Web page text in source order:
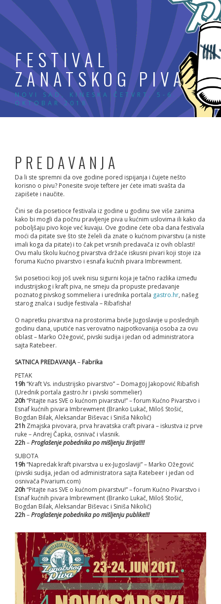
Skip
to
content
FESTIVAL
ZANATSKOG PIVA
NOVI SAD, KINESKA ČETVRT, 5-6.
OKTOBAR 2018
PREDAVANJA
Da li ste spremni da ove godine pored ispijanja i čujete nešto
korisno o pivu? Ponesite svoje teftere jer ćete imati svašta da
zapišete i naučite.
Čini se da posetioce festivala iz godine u godinu sve više zanima
kako bi mogli da počnu pravljenje piva u kućnim uslovima ili kako da
poboljšaju pivo koje već kuvaju. Ove godine ćete oba dana festivala
moći da pitate sve što ste želeli da znate o kućnom pivarstvu (a niste
imali koga da pitate) i to čak pet vrsnih predavača iz ovih oblasti!
Ovu malu školu kućnog pivarstva držaće iskusni pivari koji stoje iza
foruma Kućno pivarstvo i esnafa kućnih pivara Imbrewment.
Svi posetioci koji još uvek nisu sigurni koja je tačno razlika između
industrijskog i kraft piva, ne smeju da propuste predavanje
poznatog pivskog sommeliera i urednika portala gastro.hr, našeg
starog znalca i sudije festivala – Ribafisha!
O napretku pivarstva na prostorima bivše Jugoslavije u poslednjih
godinu dana, uputiće nas verovatno najpotkovanija osoba za ovu
oblast – Marko Ožegović, pivski sudija i jedan od administratora
sajta Ratebeer.
SATNICA PREDAVANJA– Fabrika
PETAK
19h“Kraft Vs. industrijsko pivarstvo” – Domagoj Jakopović Ribafish
(Urednik portala gastro.hr i pivski sommelier)
20h“Pitajte nas SVE o kućnom pivarstvu!” – forum Kućno Pivarstvo i
Esnaf kućnih pivara Imbrewment (Branko Lukač, Miloš Stošić,
Bogdan Bilak, Aleksandar Biševac i Siniša Nikolić)
21h Zmajska pivovara, prva hravatska craft pivara – iskustva iz prve
ruke – Andrej Čapka, osnivač i vlasnik.
22h–Proglašenje pobednika po mišljenju žirija!!!!
SUBOTA
19h“Napredak kraft pivarstva u ex-Jugoslaviji” – Marko Ožegović
(pivski sudija, jedan od administratora sajta Ratebeer i jedan od
osnivača Pivarium.com)
20h“Pitajte nas SVE o kućnom pivarstvu!” – forum Kućno Pivarstvo i
Esnaf kućnih pivara Imbrewment (Branko Lukač, Miloš Stošić,
Bogdan Bilak, Aleksandar Biševac i Siniša Nikolić)
22h–Proglašenje pobednika po mišljenju publike!!!